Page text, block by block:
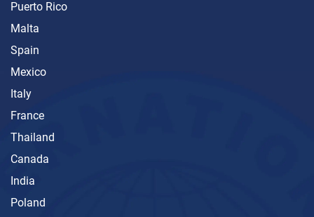
Puerto Rico
Malta
Spain
Mexico
Italy
France
Thailand
Canada
India
Poland